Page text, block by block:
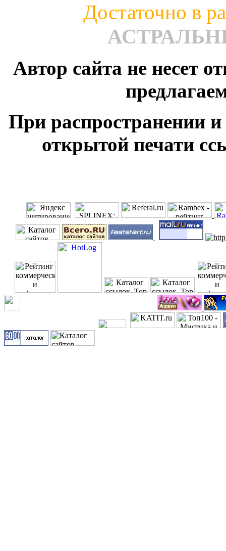
Достаточно в
Автор сайта не несет
При распространении
открытой печати